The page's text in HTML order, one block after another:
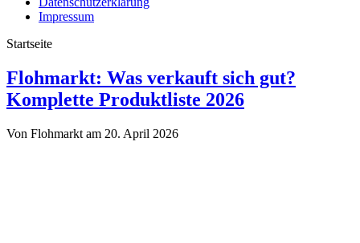
Impressum
Startseite
Flohmarkt-
Troedelmarkt.de
Flohmarkt: Was verkauft sich gut?
Komplette Produktliste 2026
Von Flohmarkt am 20. April 2026